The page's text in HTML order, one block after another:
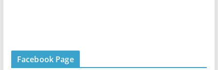
Facebook Page